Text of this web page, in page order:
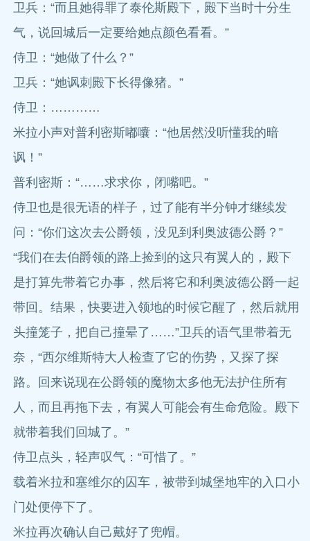
卫兵：“而且她得罪了泰伦斯殿下，殿下当时十分生
气，说回城后一定要给她点颜色看看。”
侍卫：“她做了什么？”
卫兵：“她讽刺殿下长得像猪。”
侍卫：…………
米拉小声对普利密斯嘟囔：“他居然没听懂我的暗
讽！”
普利密斯：“……求求你，闭嘴吧。”
侍卫也是很无语的样子，过了能有半分钟才继续发
问：“你们这次去公爵领，没见到利奥波德公爵？”
“我们在去伯爵领的路上捡到的这只有翼人的，殿下
是打算先带着它办事，然后将它和利奥波德公爵一起
带回。结果，快要进入领地的时候它醒了，然后就用
头撞笼子，把自己撞晕了……”卫兵的语气里带着无
奈，“西尔维斯特大人检查了它的伤势，又探了探
路。回来说现在公爵领的魔物太多他无法护住所有
人，而且再拖下去，有翼人可能会有生命危险。殿下
就带着我们回城了。”
侍卫点头，轻声叹气：“可惜了。”
载着米拉和塞维尔的囚车，被带到城堡地牢的入口小
门处便停下了。
米拉再次确认自己戴好了兜帽。